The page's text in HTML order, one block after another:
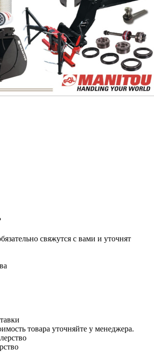
свяжутся с вами и уточнят
товара уточняйте у менеджера.